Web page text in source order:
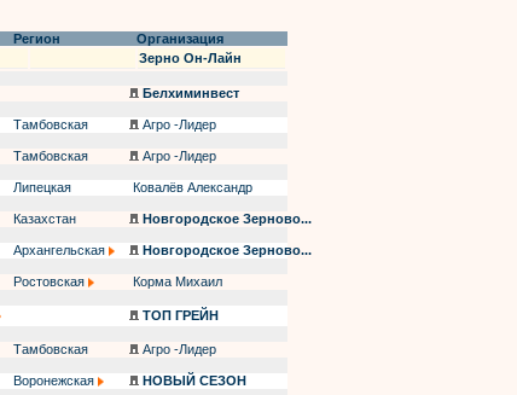
Регион
Организация
Зерно Он-Лайн
Белхиминвест
Тамбовская
Агро -Лидер
Тамбовская
Агро -Лидер
Липецкая
Ковалёв Александр
Казахстан
Новгородское Зерново...
Архангельская
Новгородское Зерново...
Ростовская
Корма Михаил
ТОП ГРЕЙН
Тамбовская
Агро -Лидер
Воронежская
НОВЫЙ СЕЗОН